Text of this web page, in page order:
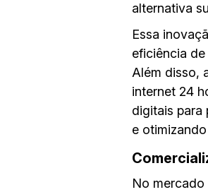
alternativa
Essa
eficiência
Além disso,
internet 24
digitais para
e
No